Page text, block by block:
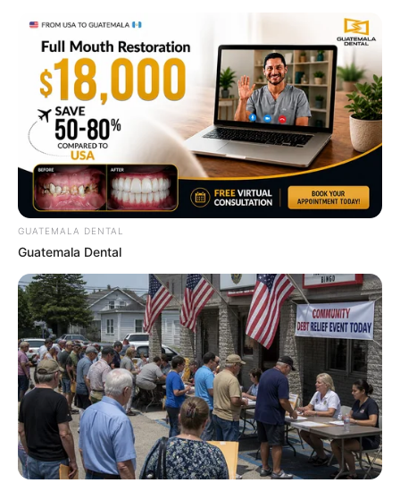
เบอร์โทร คน Keep look เป๊ะทุกมุมดูดี
ทุกองศา คุณล่ะมีเลขคู่นี้ไหม
ดูดวง
วันที่ 1 ส.ค. 2569 วันคล้ายวันสำเร็จ
มรรคผลพระโพธิสัตว์กวนอิม
สีมงคล
แจกตาราง สีมงคลตามราศี 2569 ประจำ
GUATEMALA DENTAL
Guatemala Dental